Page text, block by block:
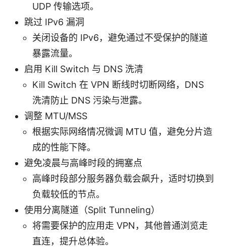
UDP 传输选项。
跳过 IPv6 漏洞
关闭设备的 IPv6，避免通过不受保护的隧道
暴露流量。
启用 Kill Switch 与 DNS 洗清
Kill Switch 在 VPN 断线时切断网络，DNS
洗清防止 DNS 污染与泄露。
调整 MTU/MSS
根据实际网络情况微调 MTU 值，避免分片造
成的性能下降。
避免凌晨与高峰时段的拥塞点
高峰时段部分服务器负载会飙升，适时切换到
负载较低的节点。
使用分离隧道（Split Tunneling）
将需要保护的应用走 VPN，其他普通浏览走
直连，提升总体验。